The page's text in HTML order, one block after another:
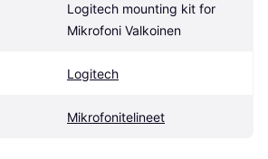
Logitech mounting kit for
Mikrofoni Valkoinen
Logitech
Mikrofonitelineet